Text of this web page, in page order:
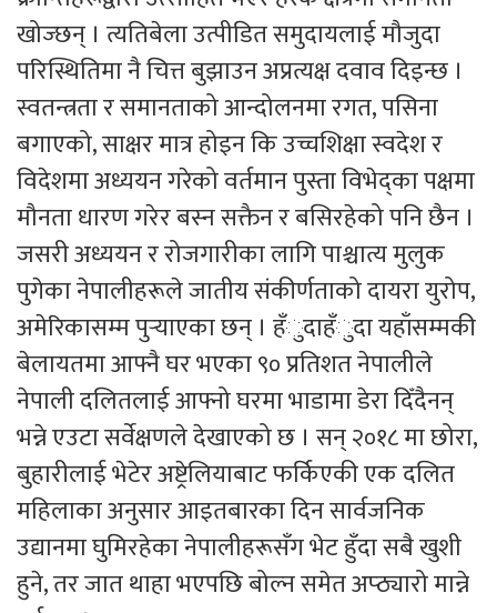
खोज्छन् । त्यतिबेला उत्पीडित समुदायलाई मौजुदा
परिस्थितिमा नै चित्त बुझाउन अप्रत्यक्ष दवाव दिइन्छ ।
स्वतन्त्रता र समानताको आन्दोलनमा रगत, पसिना
बगाएको, साक्षर मात्र होइन कि उच्चशिक्षा स्वदेश र
विदेशमा अध्ययन गरेको वर्तमान पुस्ता विभेद्का पक्षमा
मौनता धारण गरेर बस्न सक्तैन र बसिरहेको पनि छैन ।
जसरी अध्ययन र रोजगारीका लागि पाश्चात्य मुलुक
पुगेका नेपालीहरूले जातीय संकीर्णताको दायरा युरोप,
अमेरिकासम्म पुर्‍याएका छन् । हँुदाहँुदा यहाँसम्मकी
बेलायतमा आफ्नै घर भएका ९० प्रतिशत नेपालीले
नेपाली दलितलाई आफ्नो घरमा भाडामा डेरा दिँदैनन्
भन्ने एउटा सर्वेक्षणले देखाएको छ । सन् २०१८ मा छोरा,
बुहारीलाई भेटेर अष्ट्रेलियाबाट फर्किएकी एक दलित
महिलाका अनुसार आइतबारका दिन सार्वजनिक
उद्यानमा घुमिरहेका नेपालीहरूसँग भेट हुँदा सबै खुशी
हुने, तर जात थाहा भएपछि बोल्न समेत अप्ठ्यारो मान्ने